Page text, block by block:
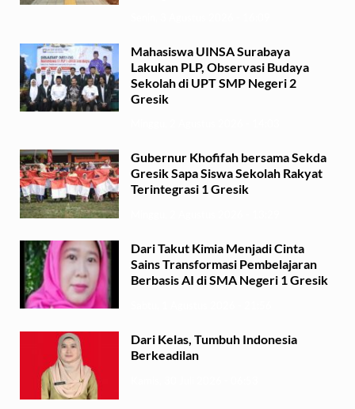
Mahasiswa UINSA Surabaya
Lakukan PLP, Observasi Budaya
Sekolah di UPT SMP Negeri 2
Gresik
Gubernur Khofifah bersama Sekda
Gresik Sapa Siswa Sekolah Rakyat
Terintegrasi 1 Gresik
Dari Takut Kimia Menjadi Cinta
Sains Transformasi Pembelajaran
Berbasis AI di SMA Negeri 1 Gresik
Dari Kelas, Tumbuh Indonesia
Berkeadilan